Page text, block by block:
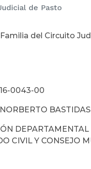
de Pasto
del Circuito
0043-00
CIVIL Y CONSEJO